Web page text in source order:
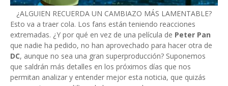
¿ALGUIEN RECUERDA UN CAMBIAZO MÁS LAMENTABLE?
Esto va a traer cola. Los fans están teniendo reacciones
extremadas. ¿Y por qué en vez de una película de Peter Pan
que nadie ha pedido, no han aprovechado para hacer otra de
DC, aunque no sea una gran superproducción? Suponemos
que saldrán más detalles en los próximos días que nos
permitan analizar y entender mejor esta noticia, que quizás